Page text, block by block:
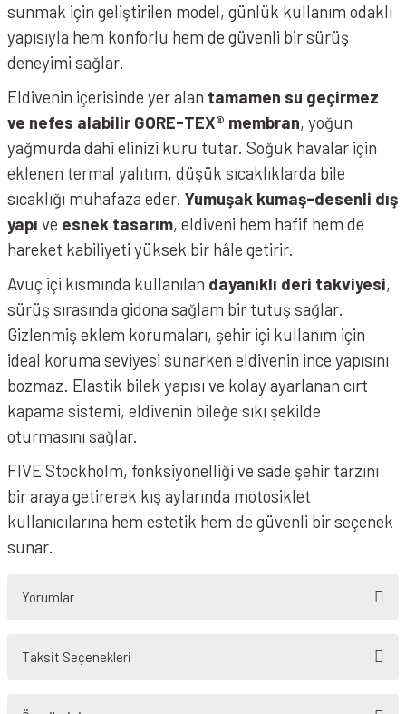
sunmak için geliştirilen model, günlük kullanım odaklı
yapısıyla hem konforlu hem de güvenli bir sürüş
deneyimi sağlar.
Eldivenin içerisinde yer alan tamamen su geçirmez
ve nefes alabilir GORE-TEX® membran, yoğun
yağmurda dahi elinizi kuru tutar. Soğuk havalar için
eklenen termal yalıtım, düşük sıcaklıklarda bile
sıcaklığı muhafaza eder. Yumuşak kumaş-desenli dış
yapı ve esnek tasarım, eldiveni hem hafif hem de
hareket kabiliyeti yüksek bir hâle getirir.
Avuç içi kısmında kullanılan dayanıklı deri takviyesi,
sürüş sırasında gidona sağlam bir tutuş sağlar.
Gizlenmiş eklem korumaları, şehir içi kullanım için
ideal koruma seviyesi sunarken eldivenin ince yapısını
bozmaz. Elastik bilek yapısı ve kolay ayarlanan cırt
kapama sistemi, eldivenin bileğe sıkı şekilde
oturmasını sağlar.
FIVE Stockholm, fonksiyonelliği ve sade şehir tarzını
bir araya getirerek kış aylarında motosiklet
kullanıcılarına hem estetik hem de güvenli bir seçenek
sunar.
Yorumlar
Taksit Seçenekleri